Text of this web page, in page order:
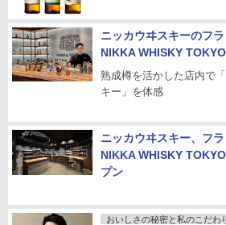
ニッカウヰスキーのフ
NIKKA WHISKY
熟成樽を活かした店内で
キー」を体感
ニッカウヰスキー、フ
NIKKA WHISKY
プン
おいしさの秘密と私のこだわ